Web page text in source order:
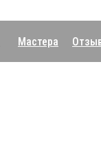
Мастера